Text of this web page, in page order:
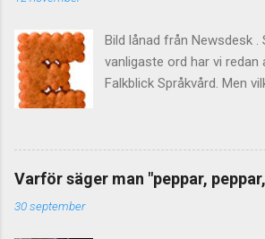
Bild lånad från Newsdesk .
vanligaste ord har vi redan
Falkblick Språkvård. Men
tillställning ... Hur som
efter att ha sett det
hur vet man att det
Varför säger man "peppar,
30 september